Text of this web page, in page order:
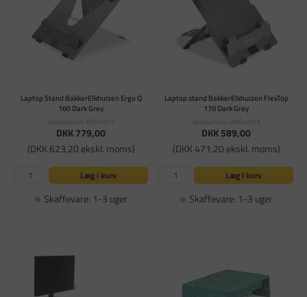
Laptop Stand BakkerElkhuizen Ergo Q
160 Dark Grey
Varenummer: ERG41012
DKK 779,00
(DKK 623,20 ekskl. moms)
Læg i kurv
Skaffevare: 1-3 uger
Laptop stand BakkerElkhuizen FlexTop
170 Dark Grey
Varenummer: ERG41013
DKK 589,00
(DKK 471,20 ekskl. moms)
Læg i kurv
Skaffevare: 1-3 uger